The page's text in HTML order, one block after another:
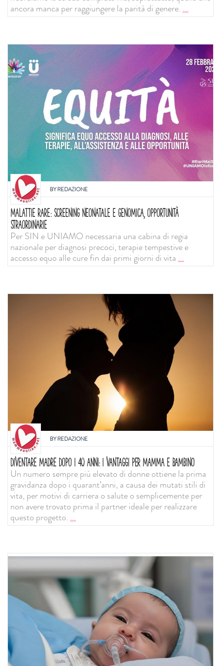
ancora manca per raggiungere la parità di genere. ...
BYREDAZIONE
MALATTIE RARE: SCREENING NEONATALE E GENOMICA, OPPORTUNITÀ
STRAORDINARIE
Per SIN e UNIAMO necessaria una cabina di regia
nazionale per diagnosi precoci, terapie tempestive e
accesso equo alle cure fin dai primi giorni di vita ...
BYREDAZIONE
DIVENTARE MADRE DOPO I 40 ANNI: I VANTAGGI PER MAMMA E BAMBINO
Un numero sempre più elevato di donne ottiene la prima
gravidanza dopo i quarant’anni, a causa dei mutati stili di
vita, per motivi di carriera o salute o semplicemente per
non avere trovato prima il partner ideale per realizzare
questo progetto....